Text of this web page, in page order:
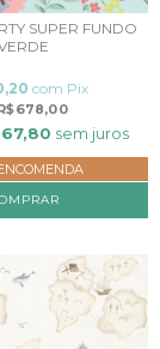
SUPER FUNDO
com Pix
sem juros